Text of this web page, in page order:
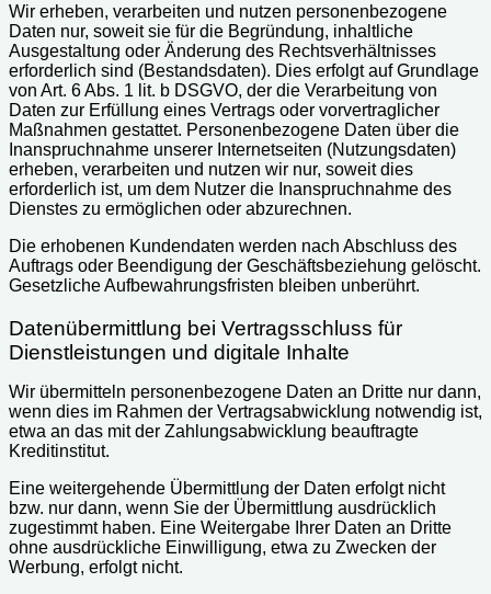
Wir erheben, verarbeiten und nutzen personenbezogene
Daten nur, soweit sie für die Begründung, inhaltliche
Ausgestaltung oder Änderung des Rechtsverhältnisses
erforderlich sind (Bestandsdaten). Dies erfolgt auf Grundlage
von Art. 6 Abs. 1 lit. b DSGVO, der die Verarbeitung von
Daten zur Erfüllung eines Vertrags oder vorvertraglicher
Maßnahmen gestattet. Personenbezogene Daten über die
Inanspruchnahme unserer Internetseiten (Nutzungsdaten)
erheben, verarbeiten und nutzen wir nur, soweit dies
erforderlich ist, um dem Nutzer die Inanspruchnahme des
Dienstes zu ermöglichen oder abzurechnen.
Die erhobenen Kundendaten werden nach Abschluss des
Auftrags oder Beendigung der Geschäftsbeziehung gelöscht.
Gesetzliche Aufbewahrungsfristen bleiben unberührt.
Datenübermittlung bei Vertragsschluss für
Dienstleistungen und digitale Inhalte
Wir übermitteln personenbezogene Daten an Dritte nur dann,
wenn dies im Rahmen der Vertragsabwicklung notwendig ist,
etwa an das mit der Zahlungsabwicklung beauftragte
Kreditinstitut.
Eine weitergehende Übermittlung der Daten erfolgt nicht
bzw. nur dann, wenn Sie der Übermittlung ausdrücklich
zugestimmt haben. Eine Weitergabe Ihrer Daten an Dritte
ohne ausdrückliche Einwilligung, etwa zu Zwecken der
Werbung, erfolgt nicht.